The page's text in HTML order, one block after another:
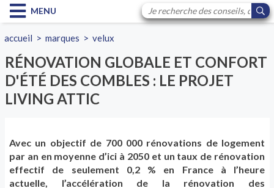
MENU
accueil >marques >velux
RÉNOVATION GLOBALE ET CONFORT
D'ÉTÉ DES COMBLES : LE PROJET
LIVING ATTIC
Avec un objectif de 700 000 rénovations de logement
par an en moyenne d’ici à 2050 et un taux de rénovation
effectif de seulement
0,2 % en France
à l’heure
actuelle,
l’accélération de la
rénovation des